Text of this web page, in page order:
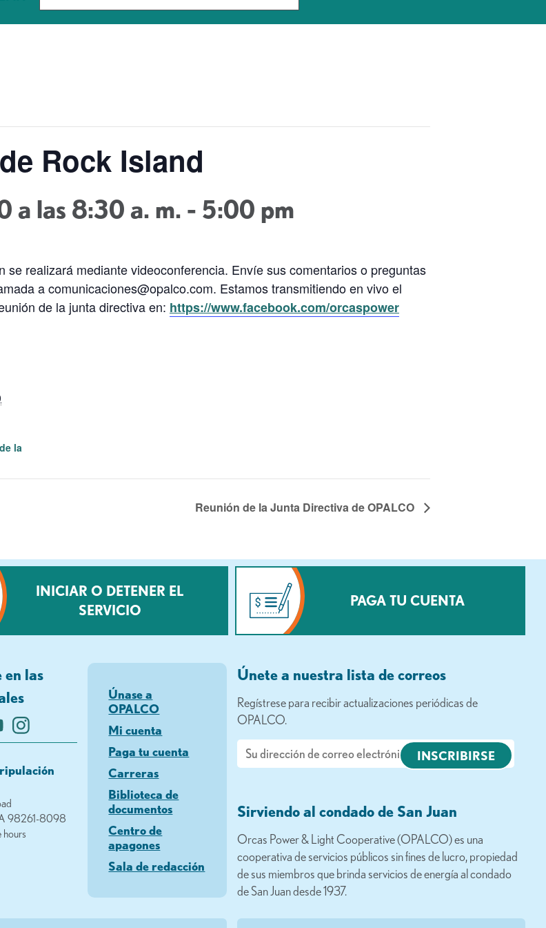
Rock Island
a las 8:30 a. m. - 5:00 pm
realizará mediante videoconferencia. Envíe sus comentarios o preguntas
a comunicaciones@opalco.com. Estamos transmitiendo en vivo el
de la junta directiva en: https://www.facebook.com/orcaspower
la
Reunión de la Junta Directiva de OPALCO
INICIAR O DETENER EL
SERVICIO
PAGA TU CUENTA
en las
98261-8098
hours
Únase a
OPALCO
Mi cuenta
Paga tu cuenta
Carreras
Biblioteca de
documentos
Centro de
apagones
Sala de redacción
Únete a nuestra lista de correos
Regístrese para recibir actualizaciones periódicas de
OPALCO.
Correo
electrónico
Sirviendo al condado de San Juan
Orcas Power & Light Cooperative (OPALCO) es una
cooperativa de servicios públicos sin fines de lucro, propiedad
de sus miembros que brinda servicios de energía al condado
de San Juan desde 1937.